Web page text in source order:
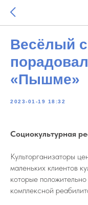
Весёлый
«Пышме»
2023-01-19 18:32
Социокультурная
Культорганизаторы
маленьких клиентов
которые
комплексной